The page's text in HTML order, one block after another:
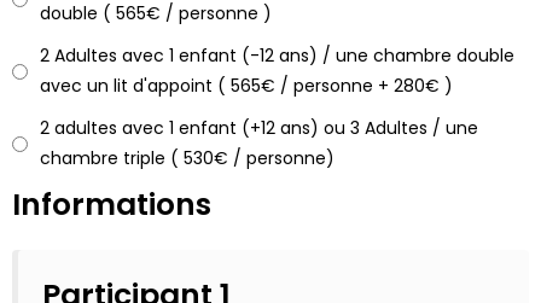
double ( 565€ / personne )
2 Adultes avec 1 enfant (-12 ans) / une chambre double
avec un lit d'appoint ( 565€ / personne + 280€ )
2 adultes avec 1 enfant (+12 ans) ou 3 Adultes / une
chambre triple ( 530€ / personne)
Informations